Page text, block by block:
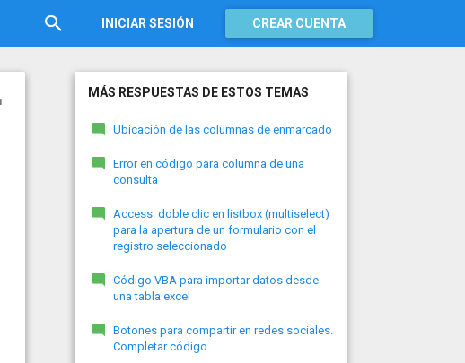
INICIAR SESIÓN CREAR CUENTA
MÁS RESPUESTAS DE ESTOS TEMAS
Ubicación de las columnas de enmarcado
Error en código para columna de una
consulta
Access: doble clic en listbox (multiselect)
para la apertura de un formulario con el
registro seleccionado
Código VBA para importar datos desde
una tabla excel
Botones para compartir en redes sociales.
Completar código